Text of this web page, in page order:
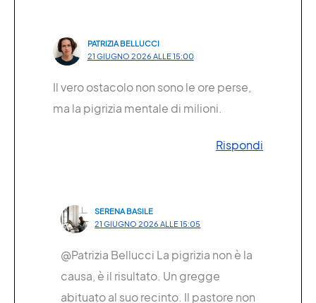
PATRIZIA BELLUCCI
21 GIUGNO 2026 ALLE 15:00
Il vero ostacolo non sono le ore perse,
ma la pigrizia mentale di milioni.
Rispondi
SERENA BASILE
21 GIUGNO 2026 ALLE 15:05
@Patrizia Bellucci La pigrizia non è la
causa, è il risultato. Un gregge
abituato al suo recinto. Il pastore non